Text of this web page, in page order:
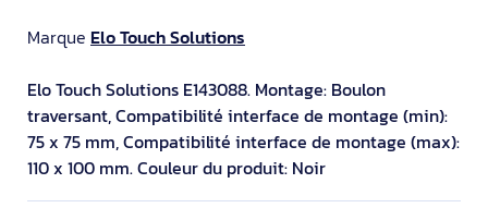
Marque Elo Touch Solutions
Elo Touch Solutions E143088. Montage: Boulon
traversant, Compatibilité interface de montage (min):
75 x 75 mm, Compatibilité interface de montage (max):
110 x 100 mm. Couleur du produit: Noir